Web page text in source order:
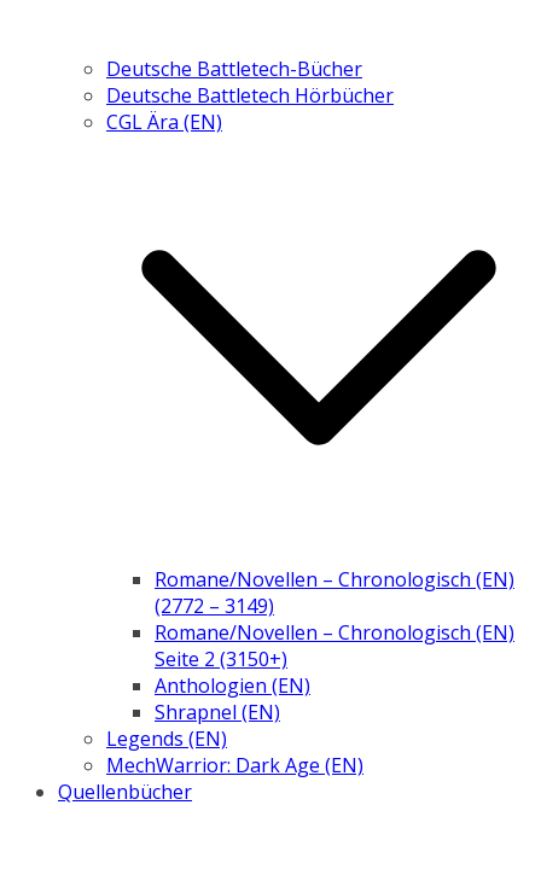
Deutsche Battletech-Bücher
Deutsche Battletech Hörbücher
CGL Ära (EN)
Romane/Novellen – Chronologisch (EN)
(2772 – 3149)
Romane/Novellen – Chronologisch (EN)
Seite 2 (3150+)
Anthologien (EN)
Shrapnel (EN)
Legends (EN)
MechWarrior: Dark Age (EN)
Quellenbücher